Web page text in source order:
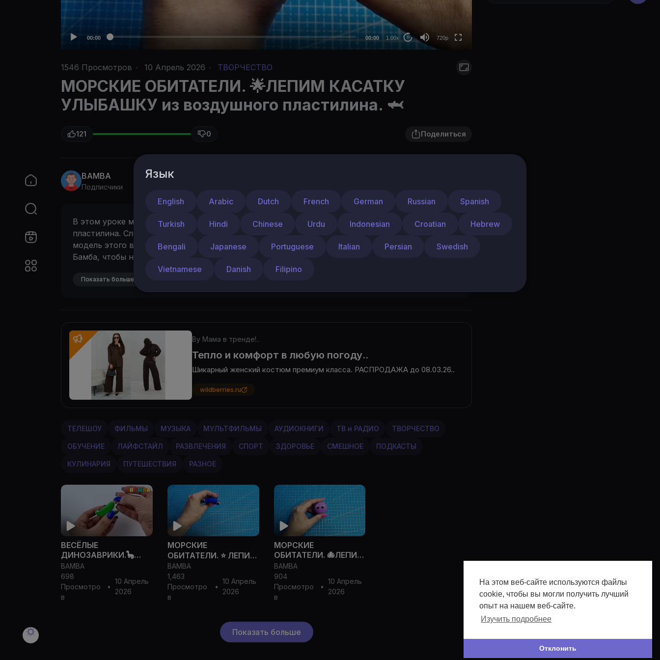
На этом веб-сайте используются файлы
cookie, чтобы вы могли получить лучший
опыт на нашем веб-сайте.
Изучить подробнее
Отклонить
00:00 00:00 1.00x 10 720p
auto
1546 Просмотров · 10 Апрель 2026 · ТВОРЧЕСТВО
МОРСКИЕ ОБИТАТЕЛИ. 🌟ЛЕПИМ КАСАТКУ
УЛЫБАШКУ из воздушного пластилина. 🦈
121 0 Поделиться
BAMBA
Подписчики
В этом уроке мы покажем, как легко и увлекательно слепить касатку ДУНЮ из воздушного
пластилина. Следуйте нашим простым пошаговым инструкциям, и у вас получится прекрасная
модель этого величественного морского животного!Не забудьте подписаться на наш канал
Бамба, чтобы не пропустить другие интересные уроки. Также посмотрите всю нашу серию
морских обитателей: Крабик, Рыбка, Осминог, Дельфин, Черепаха, Скат, Рыбка Клоун и
Морская Звезда.
Показать больше
By Мама в тренде!..
Тепло и комфорт в любую погоду..
Шикарный женский костюм премиум класса. РАСПРОДАЖА до 08.03.26..
wildberries.ru
ТЕЛЕШОУ ФИЛЬМЫ МУЗЫКА МУЛЬТФИЛЬМЫ АУДИОКНИГИ ТВ и РАДИО ТВОРЧЕСТВО
ОБУЧЕНИЕ ЛАЙФСТАЙЛ РАЗВЛЕЧЕНИЯ СПОРТ ЗДОРОВЬЕ СМЕШНОЕ ПОДКАСТЫ
КУЛИНАРИЯ ПУТЕШЕСТВИЯ РАЗНОЕ
ВЕСЁЛЫЕ
ДИНОЗАВРИКИ.🦕
ЛЕПИМ ДИПЛОДОКА
из воздушного
пластилина
BAMBA
698
Просмотро
в
•
10 Апрель
2026
МОРСКИЕ
ОБИТАТЕЛИ. ⭐️ ЛЕПИМ
РЫБКУ МОЛОТА БУМ-
БУМ из воздушного
пластилина.
BAMBA
1,463
Просмотро
в
•
10 Апрель
2026
МОРСКИЕ
ОБИТАТЕЛИ. 🐙ЛЕПИМ
ВЕСЁЛОГО
ОСЬМИНОЖКУ
ЛОВКАЧА из
воздушного
BAMBA
904
Просмотро
в
•
10 Апрель
2026
Показать больше
Язык
English Arabic Dutch French German Russian Spanish
Turkish Hindi Chinese Urdu Indonesian Croatian Hebrew
Bengali Japanese Portuguese Italian Persian Swedish
Vietnamese Danish Filipino